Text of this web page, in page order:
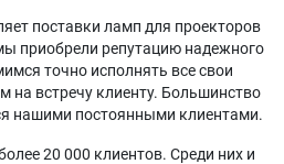
поставки ламп для проекторов
приобрели репутацию надежного
точно исполнять все свои
на встречу клиенту. Большинство
нашими постоянными клиентами.
20 000 клиентов. Среди них и